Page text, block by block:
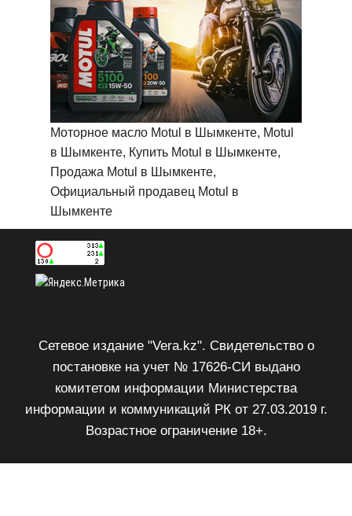
Моторное масло Motul в Шымкенте, Motul
в Шымкенте, Купить Motul в Шымкенте,
Продажа Motul в Шымкенте,
Официальный продавец Motul в
Шымкенте
Сетевое издание "Vera.kz". Свидетельство о
постановке на учет № 17626-СИ выдано
комитетом информации Министерства
информации и коммуникаций РК от 27.03.2019 г.
Возрастное ограничение 18+.